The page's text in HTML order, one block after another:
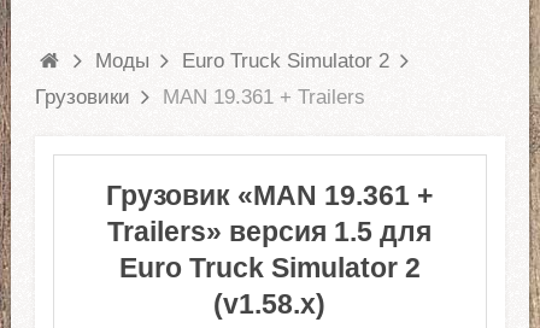
Моды
Euro Truck Simulator 2
Грузовики
MAN 19.361 + Trailers
Грузовик «MAN 19.361 +
Trailers» версия 1.5 для
Euro Truck Simulator 2
(v1.58.x)